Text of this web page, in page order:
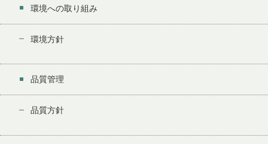
環境への取り組み
環境方針
品質管理
品質方針